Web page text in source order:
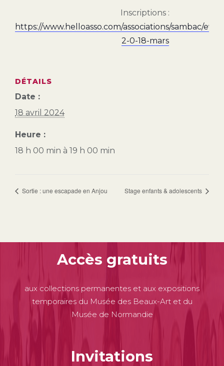
Inscriptions :
https://www.helloasso.com/associations/sambac/
2-0-18-mars
DÉTAILS
Date :
18 avril 2024
Heure :
18 h 00 min à 19 h 00 min
Sortie : une escapade en Anjou Stage enfants & adolescents
Accès gratuits
aux collections permanentes et aux expositions
temporaires du Musée des Beaux-Art et du
Musée de Normandie
Invitations